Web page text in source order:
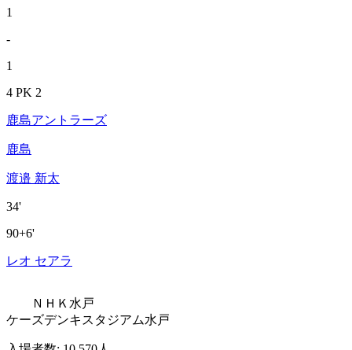
1
-
1
4 PK 2
鹿島アントラーズ
鹿島
渡邉 新太
34'
90+6'
レオ セアラ
ＮＨＫ水戸
ケーズデンキスタジアム水戸